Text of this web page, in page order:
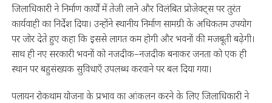
जिलाधिकारी ने निर्माण कार्यों में तेजी लाने और विलंबित प्रोजेक्ट्स पर तुरंत
कार्यवाही का निर्देश दिया। उन्होंने स्थानीय निर्माण सामग्री के अधिकतम उपयोग
पर जोर देते हुए कहा कि इससे लागत कम होगी और भवनों की मजबूती बढ़ेगी।
साथ ही नए सरकारी भवनों को नजदीक–नजदीक बनाकर जनता को एक ही
स्थान पर बहुसंख्यक सुविधाएँ उपलब्ध करवाने पर बल दिया गया।
पलायन रोकथाम योजना के प्रभाव का आंकलन करने के लिए जिलाधिकारी ने